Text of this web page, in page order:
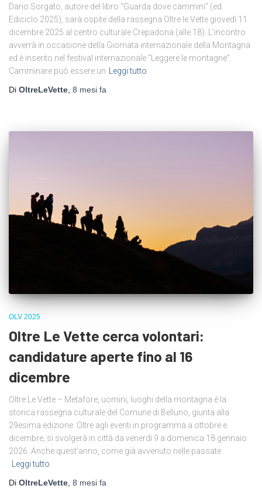
Dario Sorgato, autore del libro “Guarda dove cammini” (ed.
Ediciclo 2025), sarà ospite della rassegna Oltre le Vette giovedì 11
dicembre 2025 al centro culturale Crepadona (alle 18). L’incontro
avverrà in occasione della Giornata internazionale della Montagna
ed è inserito nel festival internazionale “Leggere le montagne”.
Camminare può essere un
Leggi tutto
Di OltreLeVette 8 mesi fa
OLV 2025
Oltre Le Vette cerca volontari:
candidature aperte fino al 16
dicembre
Oltre Le Vette – Metafore, uomini, luoghi della montagna è la
storica rassegna culturale del Comune di Belluno, giunta alla
29esima edizione. Oltre agli eventi in programma a ottobre e
dicembre, si svolgerà in città da venerdì 9 a domenica 18 gennaio
2026. Anche quest’anno, come già avvenuto nelle passate
Leggi tutto
Di OltreLeVette, 8 mesi fa